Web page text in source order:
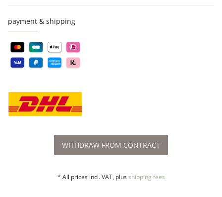
payment & shipping
WITHDRAW FROM CONTRACT
* All prices incl. VAT, plusshipping fees